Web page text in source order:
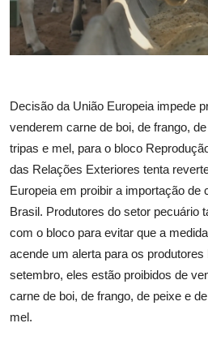
Decisão da União Europeia impede
venderem carne de boi, de frango,
tripas e mel, para o bloco
das Relações Exteriores tenta
Europeia em proibir a importação de
Brasil. Produtores do setor pecuário
com o bloco para evitar que a
acende um alerta para os
setembro, eles estão proibidos de
carne de boi, de frango, de peixe e
mel.